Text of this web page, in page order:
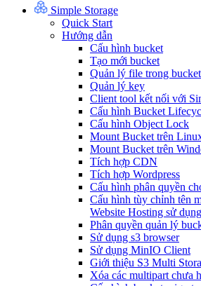
Simple Storage
Quick Start
Hướng dẫn
Cấu hình bucket
Tạo mới bucket
Quản lý file trong bucket
Quản lý key
Client tool kết nối với
Cấu hình Bucket
Cấu hình Object Lock
Mount Bucket trên
Mount Bucket trên
Tích hợp CDN
Tích hợp Wordpress
Cấu hình phân quyền
Cấu hình tùy chỉnh tên
Website Hosting sử
Phân quyền quản lý
Sử dụng s3 browser
Sử dụng MinIO Client
Giới thiệu S3 Multi
Xóa các multipart chưa